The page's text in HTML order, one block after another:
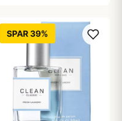
SPAR 39%